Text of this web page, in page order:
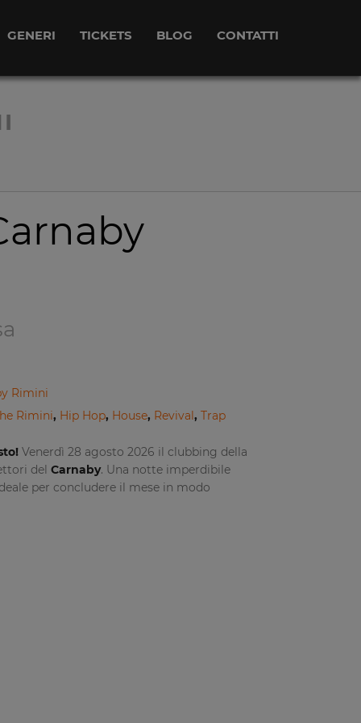
GENERI TICKETS BLOG CONTATTI
Rimini
Rimini, Hip Hop, House, Revival, Trap
Venerdì 28 agosto 2026 il clubbing della
del Carnaby. Una notte imperdibile
per concludere il mese in modo